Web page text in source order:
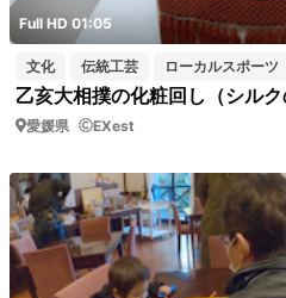
Full HD 01:05
文化 伝統工芸 ローカルスポーツ
愛媛県 EXest